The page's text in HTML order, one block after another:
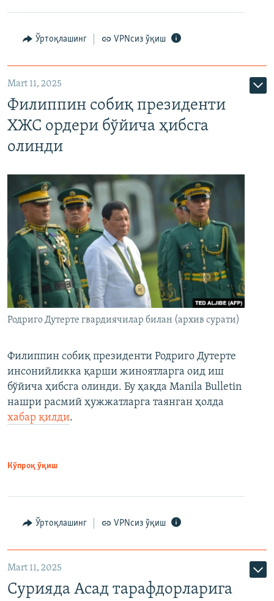
Ўртоқлашинг VPNсиз ўқиш
Mart 11, 2025
Филиппин собиқ президенти
ХЖС ордери бўйича ҳибсга
олинди
Родриго Дутерте гвардиячилар билан (архив сурати)
Филиппин собиқ президенти Родриго Дутерте
инсонийликка қарши жиноятларга оид иш
бўйича ҳибсга олинди. Бу ҳақда Manila Bulletin
нашри расмий ҳужжатларга таянган ҳолда
хабар қилди.
Кўпроқ ўқиш
Ўртоқлашинг VPNсиз ўқиш
Mart 11, 2025
Сурияда Асад тарафдорларига